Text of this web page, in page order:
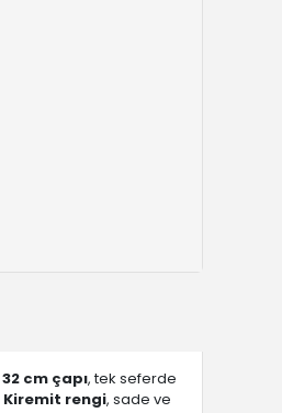
32 cm çapı, tek seferde
Kiremit rengi, sade ve